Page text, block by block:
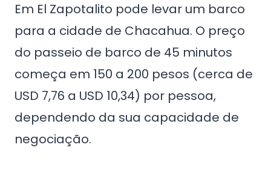
Em El Zapotalito pode levar um barco
para a cidade de Chacahua. O preço
do passeio de barco de 45 minutos
começa em 150 a 200 pesos (cerca de
USD 7,76 a USD 10,34) por pessoa,
dependendo da sua capacidade de
negociação.